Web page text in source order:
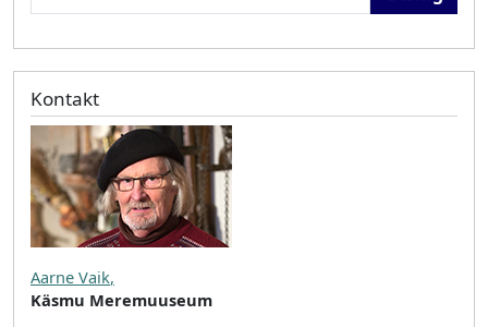
Kontakt
Aarne Vaik,
Käsmu Meremuuseum